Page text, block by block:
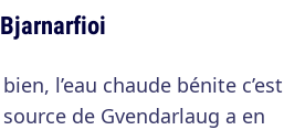
bien, l’eau chaude bénite c’est
de Gvendarlaug a en